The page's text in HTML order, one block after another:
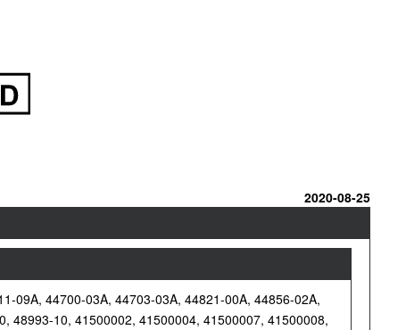
2020-08-25
09A, 44700-03A, 44703-03A, 44821-00A, 44856-02A,
48993-10, 41500002, 41500004, 41500007, 41500008,